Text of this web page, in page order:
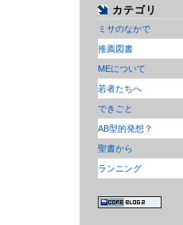
カテゴリ
ミサのなかで
推薦図書
MEについて
若者たちへ
できごと
AB型的発想？
聖書から
ランニング